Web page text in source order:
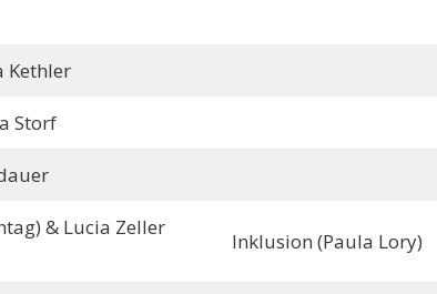
Kethler
Storf
& Lucia Zeller
Inklusion (Paula Lory)